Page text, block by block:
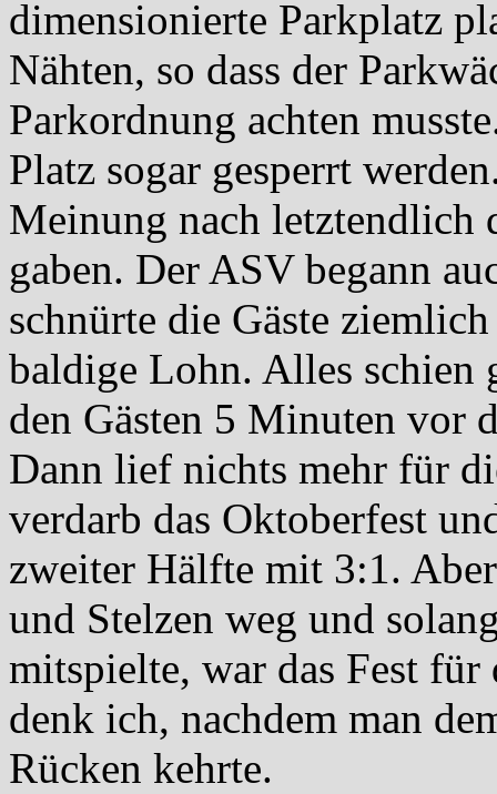
dimensionierte Parkplatz
Nähten, so dass der
Parkordnung achten
Platz sogar gesperrt
Meinung nach letztendlich
gaben. Der ASV begann
schnürte die Gäste
baldige Lohn. Alles schien
den Gästen 5 Minuten vor
Dann lief nichts mehr für
verdarb das Oktoberfest
zweiter Hälfte mit 3:1.
und Stelzen weg und
mitspielte, war das Fest
denk ich, nachdem man
Rücken kehrte.